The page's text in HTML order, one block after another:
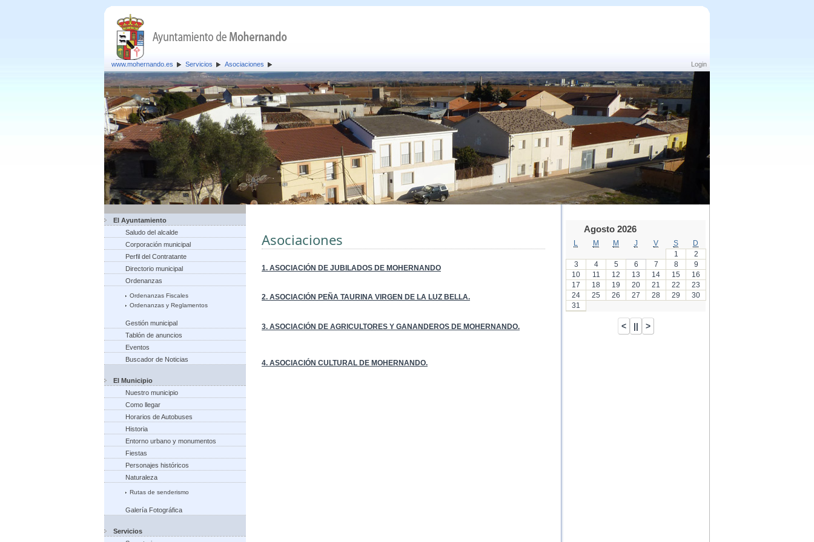
Login
www.mohernando.es Servicios Asociaciones
El Ayuntamiento
Saludo del alcalde
Corporación municipal
Perfil del Contratante
Directorio municipal
Ordenanzas
Ordenanzas Fiscales
Ordenanzas y Reglamentos
Gestión municipal
Tablón de anuncios
Eventos
Buscador de Noticias
El Municipio
Nuestro municipio
Como llegar
Horarios de Autobuses
Historia
Entorno urbano y monumentos
Fiestas
Personajes históricos
Naturaleza
Rutas de senderismo
Galería Fotográfica
Servicios
Asociaciones
1. ASOCIACIÓN DE JUBILADOS DE MOHERNANDO
2. ASOCIACIÓN PEÑA TAURINA VIRGEN DE LA LUZ BELLA.
3. ASOCIACIÓN DE AGRICULTORES Y GANANDEROS DE MOHERNANDO.
4. ASOCIACIÓN CULTURAL DE MOHERNANDO.
Agosto 2026
M M J V S
D
1
2
3
4 5 6 7 8
9
10
11 12 13 14 15
16
17
18 19 20 21 22
23
24
25 26 27 28 29
30
31